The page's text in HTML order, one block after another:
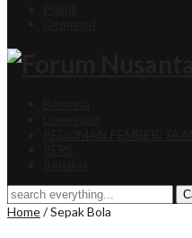
Home/Sepak Bola